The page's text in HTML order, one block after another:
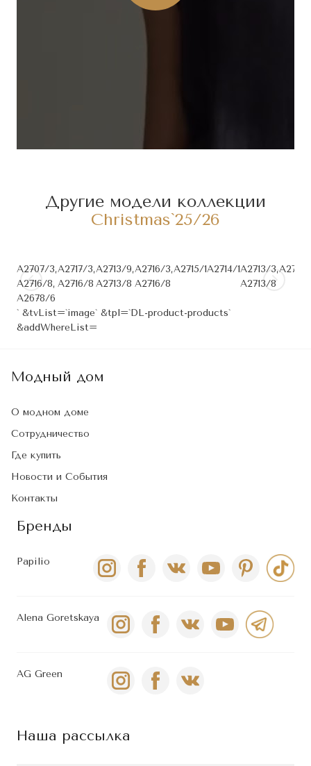
Другие модели коллекции
Christmas`25/26
A2707/3,
A2716/8,
A2678/6
А2717/3,
А2716/8
A2713/9,
A2713/8
A2716/3,
A2716/8
A2715/1A2714/1A2713/3,
A2713/8
A2712/
` &tvList=`image` &tpl=`DL-product-products`
&addWhereList=
Модный дом
О модном доме
Сотрудничество
Где купить
Новости и События
Контакты
Бренды
Papilio
Alena Goretskaya
AG Green
Наша рассылка